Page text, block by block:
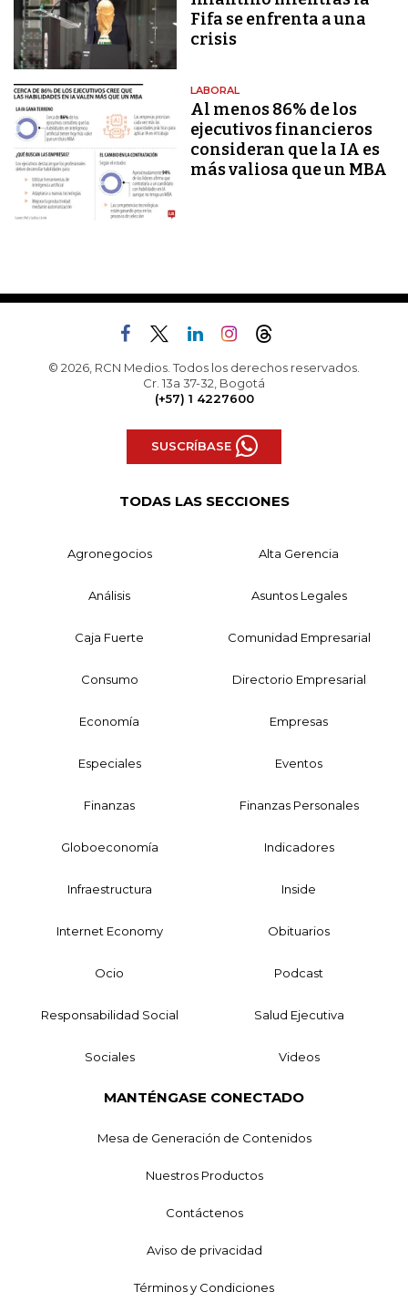
Fifa se enfrenta a una
crisis
LABORAL
Al menos 86% de los
ejecutivos financieros
consideran que la IA es
más valiosa que un MBA
© 2026, RCN Medios. Todos los derechos reservados.
Cr. 13a 37-32, Bogotá
(+57) 1 4227600
SUSCRÍBASE
TODAS LAS SECCIONES
Agronegocios Alta Gerencia
Análisis Asuntos Legales
Caja Fuerte Comunidad Empresarial
Consumo Directorio Empresarial
Economía Empresas
Especiales Eventos
Finanzas Finanzas Personales
Globoeconomía Indicadores
Infraestructura Inside
Internet Economy Obituarios
Ocio Podcast
Responsabilidad Social Salud Ejecutiva
Sociales Videos
MANTÉNGASE CONECTADO
Mesa de Generación de Contenidos
Nuestros Productos
Contáctenos
Aviso de privacidad
Términos y Condiciones